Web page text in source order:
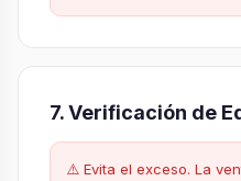
7. Verificación de
⚠️ Evita el exceso. La